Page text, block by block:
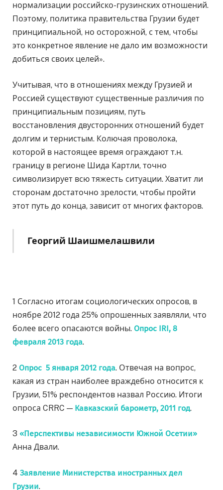
нормализации российско-грузинских отношений.
Поэтому, политика правительства Грузии будет
принципиальной, но осторожной, с тем, чтобы
это конкретное явление не дало им возможности
добиться своих целей».
Учитывая, что в отношениях между Грузией и
Россией существуют существенные различия по
принципиальным позициям, путь
восстановления двусторонних отношений будет
долгим и тернистым. Колючая проволока,
которой в настоящее время ограждают т.н.
границу в регионе Шида Картли, точно
символизирует всю тяжесть ситуации. Хватит ли
сторонам достаточно зрелости, чтобы пройти
этот путь до конца, зависит от многих факторов.
Георгий Шаишмелашвили
1 Согласно итогам социологических опросов, в
ноябре 2012 года 25% опрошенных заявляли, что
более всего опасаются войны. Опрос IRI, 8
февраля 2013 года.
2 Опрос 5 января 2012 года. Отвечая на вопрос,
какая из стран наиболее враждебно относится к
Грузии, 51% респондентов назвал Россию. Итоги
опроса CRRC — Кавказский барометр, 2011 год.
3 «Перспективы независимости Южной Осетии»
Анна Двали.
4 Заявление Министерства иностранных дел
Грузии.